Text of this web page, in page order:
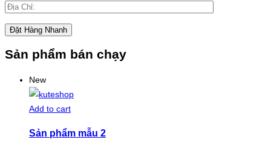
Sản phẩm bán chạy
New
Add to cart
Sản phẩm mẫu 2